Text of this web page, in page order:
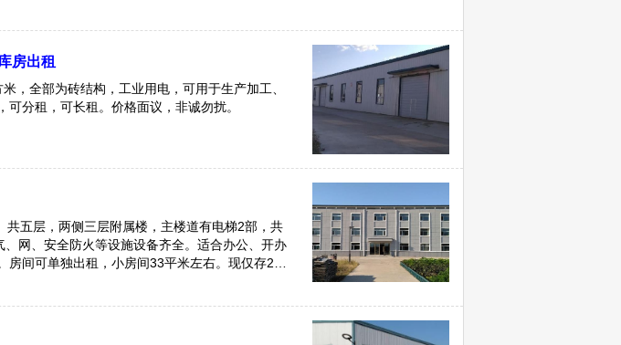
房出租
，全部为砖结构，工业用电，可用于生产加工、
可分租，可长租。价格面议，非诚勿扰。
共五层，两侧三层附​‌‌属楼，主楼道有电梯2部，共
网、安全防火等设施设备齐全。适合办公、开办
房间可单独出租，小房间33平米左右。现仅存2楼